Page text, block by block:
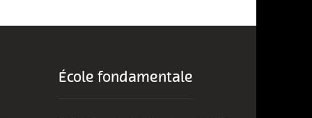
École fondamentale